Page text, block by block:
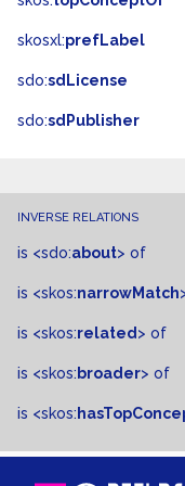
skosxl:prefLabel
sdo:sdLicense
sdo:sdPublisher
INVERSE RELATIONS
is <sdo:about> of
is <skos:narrowMatch
is <skos:related > of
is <skos: broader> of
is <skos: